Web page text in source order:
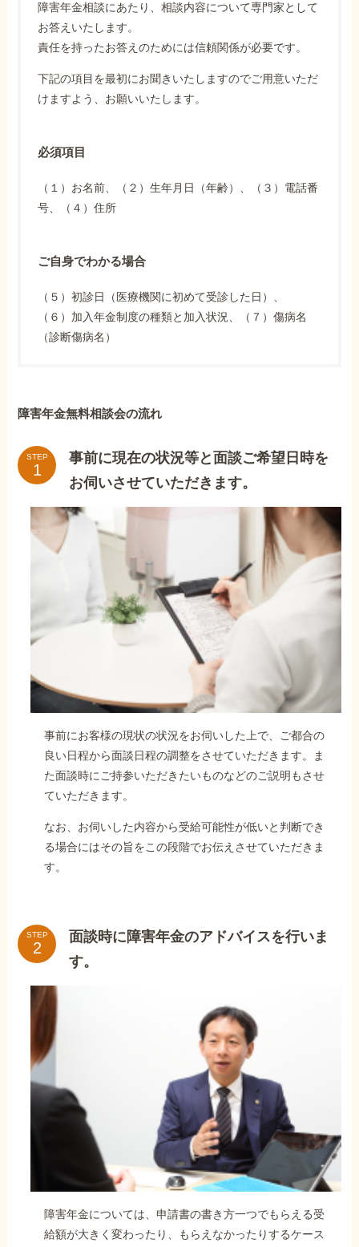
障害年金相談にあたり、相談内容について専門家として
お答えいたします。
責任を持ったお答えのためには信頼関係が必要です。
下記の項目を最初にお聞きいたしますのでご用意いただ
けますよう、お願いいたします。
必須項目
（１）お名前、（２）生年月日（年齢）、（３）電話番
号、（４）住所
ご自身でわかる場合
（５）初診日（医療機関に初めて受診した日）、
（６）加入年金制度の種類と加入状況、（７）傷病名
（診断傷病名）
障害年金無料相談会の流れ
STEP
事前に現在の状況等と面談ご希望日時を
お伺いさせていただきます。
事前にお客様の現状の状況をお伺いした上で、ご都合の
良い日程から面談日程の調整をさせていただきます。ま
た面談時にご持参いただきたいものなどのご説明もさせ
ていただきます。
なお、お伺いした内容から受給可能性が低いと判断でき
る場合にはその旨をこの段階でお伝えさせていただきま
す。
STEP
面談時に障害年金のアドバイスを行いま
す。
障害年金については、申請書の書き方一つでもらえる受
給額が大きく変わったり、もらえなかったりするケース